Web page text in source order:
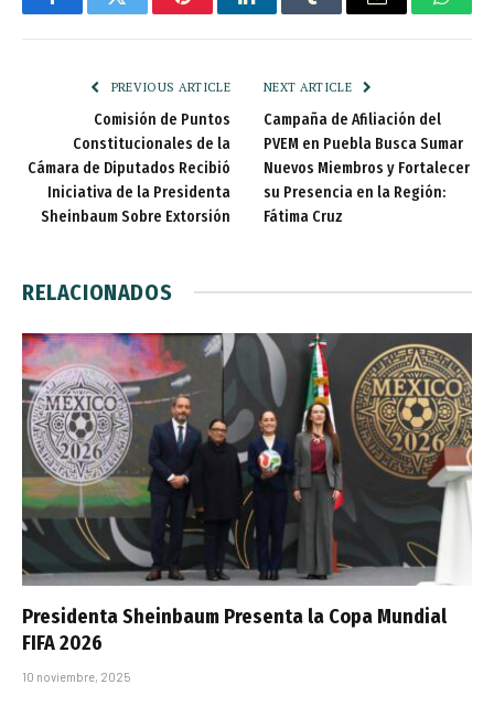
FacebookTwitter PinterestLinkedInTumblr Email
PREVIOUS ARTICLE
Comisión de Puntos
Constitucionales de la
Cámara de Diputados Recibió
Iniciativa de la Presidenta
Sheinbaum Sobre Extorsión
NEXT ARTICLE
Campaña de Afiliación del
PVEM en Puebla Busca Sumar
Nuevos Miembros y Fortalecer
su Presencia en la Región:
Fátima Cruz
RELACIONADOS
Presidenta Sheinbaum Presenta la Copa Mundial
FIFA 2026
10 noviembre, 2025